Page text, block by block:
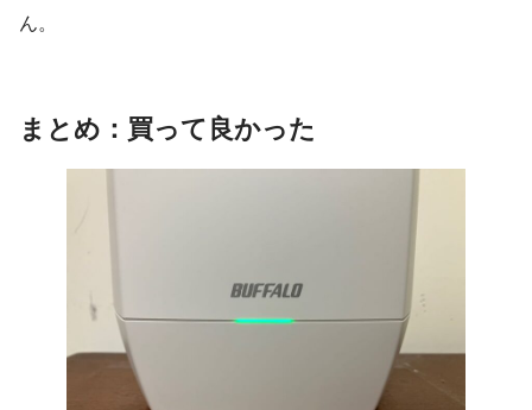
ん。
まとめ：買って良かった